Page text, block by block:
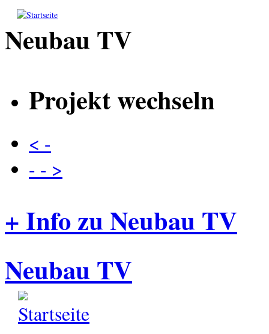
Direkt zum Inhalt
Neubau TV
Projekt wechseln
< -
- - >
+ Info zu Neubau TV
Neubau TV